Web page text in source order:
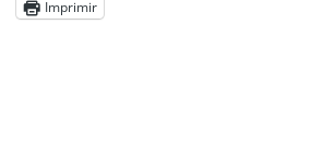
Imprimir